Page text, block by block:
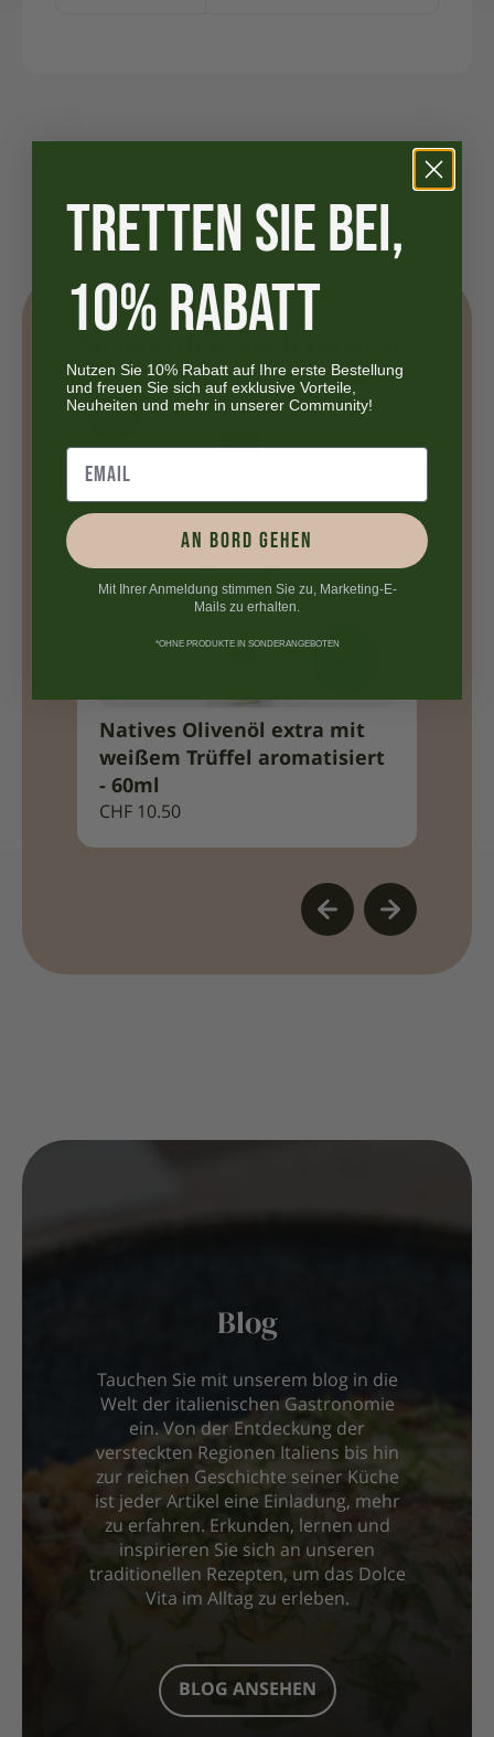
Sie werden auch mögen
Natives Olivenöl extra mit
weißem Trüffel aromatisiert
- 60ml
CHF 10.50
Blog
Tauchen Sie mit unserem blog in die
Welt der italienischen Gastronomie
ein. Von der Entdeckung der
versteckten Regionen Italiens bis hin
zur reichen Geschichte seiner Küche
ist jeder Artikel eine Einladung, mehr
zu erfahren. Erkunden, lernen und
inspirieren Sie sich an unseren
traditionellen Rezepten, um das Dolce
Vita im Alltag zu erleben.
BLOG ANSEHEN
TRETTEN SIE BEI,
10% RABATT
Nutzen Sie 10% Rabatt auf Ihre erste Bestellung
und freuen Sie sich auf exklusive Vorteile,
Neuheiten und mehr in unserer Community!
AN BORD GEHEN
Mit Ihrer Anmeldung stimmen Sie zu, Marketing-E-
Mails zu erhalten.
*OHNE PRODUKTE IN SONDERANGEBOTEN